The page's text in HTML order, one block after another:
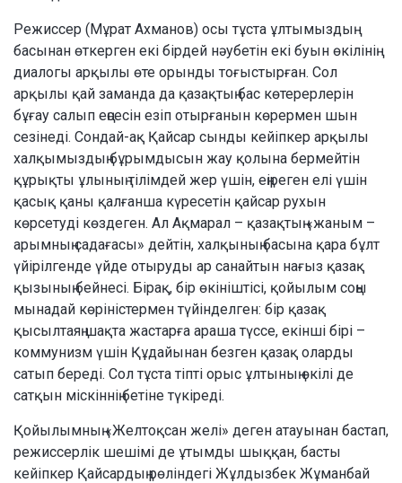
Режиссер (Мұрат Ахманов) осы тұста ұлтымыздың
басынан өткерген екі бірдей нәубетін екі буын өкілінің
диалогы арқылы өте орынды тоғыстырған. Сол
арқылы қай заманда да қазақтың бас көтерерлерін
бұғау салып еңсесін езіп отырғанын көрермен шын
сезінеді. Сондай-ақ Қайсар сынды кейіпкер арқылы
халқымыздың бұрымдысын жау қолына бермейтін
құрықты ұлының тілімдей жер үшін, еңіреген елі үшін
қасық қаны қалғанша күресетін қайсар рухын
көрсетуді көздеген. Ал Ақмарал – қазақтың «жаным –
арымның садағасы» дейтін, халқының басына қара бұлт
үйірілгенде үйде отыруды ар санайтын нағыз қазақ
қызының бейнесі. Бірақ, бір өкініштісі, қойылым соңы
мынадай көріністермен түйінделген: бір қазақ
қысылтаяң шақта жастарға араша түссе, екінші бірі –
коммунизм үшін Құдайынан безген қазақ оларды
сатып береді. Сол тұста тіпті орыс ұлтының өкілі де
сатқын міскіннің бетіне түкіреді.
Қойылымның «Желтоқсан желі» деген атауынан бастап,
режиссерлік шешімі де ұтымды шыққан, басты
кейіпкер Қайсардың рөліндегі Жұлдызбек Жұманбай